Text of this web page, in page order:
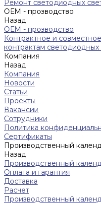
Ремонт светодиодных
ОЕМ - прозводство
Назад
ОЕМ - прозводство
Контрактное и
контрактам светодиодных
Компания
Назад
Компания
Новости
Статьи
Проекты
Вакансии
Сотрудники
Политика
Сертификаты
Производственный
Назад
Производственный
Оплата и гарантия
Доставка
Расчет
Производственный